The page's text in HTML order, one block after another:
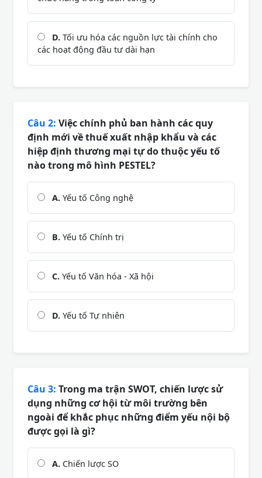
D. Tối ưu hóa các nguồn lực tài chính cho
các hoạt động đầu tư dài hạn
Câu 2: Việc chính phủ ban hành các quy
định mới về thuế xuất nhập khẩu và các
hiệp định thương mại tự do thuộc yếu tố
nào trong mô hình PESTEL?
A. Yếu tố Công nghệ
B. Yếu tố Chính trị
C. Yếu tố Văn hóa - Xã hội
D. Yếu tố Tự nhiên
Câu 3: Trong ma trận SWOT, chiến lược sử
dụng những cơ hội từ môi trường bên
ngoài để khắc phục những điểm yếu nội bộ
được gọi là gì?
A. Chiến lược SO